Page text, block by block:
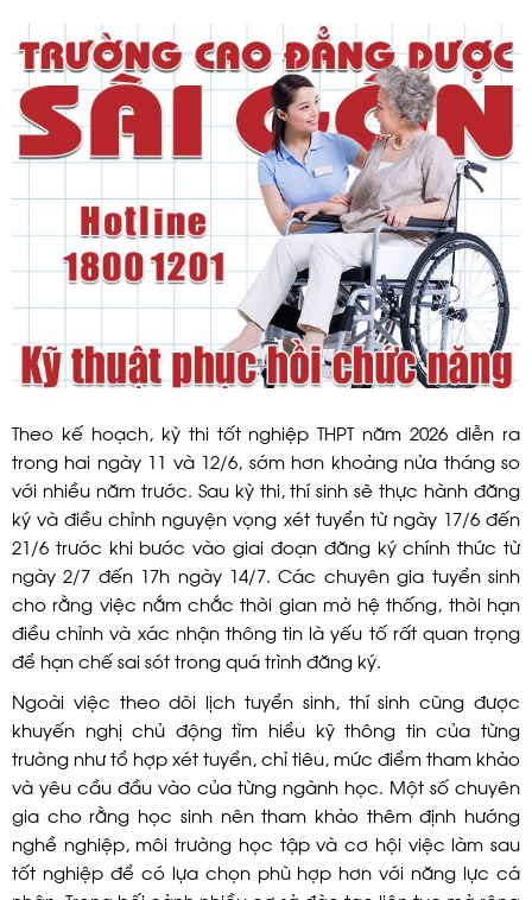
Theo kế hoạch, kỳ thi tốt nghiệp THPT năm 2026 diễn ra
trong hai ngày 11 và 12/6, sớm hơn khoảng nửa tháng so
với nhiều năm trước. Sau kỳ thi, thí sinh sẽ thực hành đăng
ký và điều chỉnh nguyện vọng xét tuyển từ ngày 17/6 đến
21/6 trước khi bước vào giai đoạn đăng ký chính thức từ
ngày 2/7 đến 17h ngày 14/7. Các chuyên gia tuyển sinh
cho rằng việc nắm chắc thời gian mở hệ thống, thời hạn
điều chỉnh và xác nhận thông tin là yếu tố rất quan trọng
để hạn chế sai sót trong quá trình đăng ký.
Ngoài việc theo dõi lịch tuyển sinh, thí sinh cũng được
khuyến nghị chủ động tìm hiểu kỹ thông tin của từng
trường như tổ hợp xét tuyển, chỉ tiêu, mức điểm tham khảo
và yêu cầu đầu vào của từng ngành học. Một số chuyên
gia cho rằng học sinh nên tham khảo thêm định hướng
nghề nghiệp, môi trường học tập và cơ hội việc làm sau
tốt nghiệp để có lựa chọn phù hợp hơn với năng lực cá